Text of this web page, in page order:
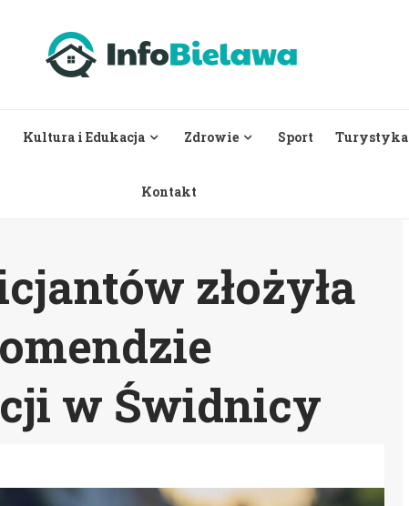
Kultura i Edukacja Zdrowie Sport Turystyka
Kontakt
złożyła
w Świdnicy